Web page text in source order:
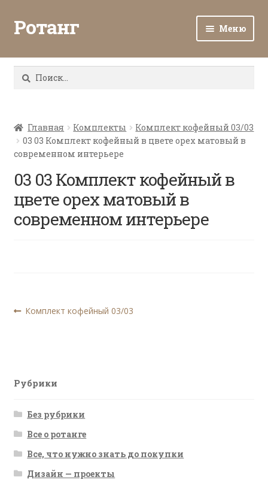
Ротанг Меню
Каталог
Ротанг оптом
Найти:
Главная Комплекты
Комплект кофейный 03/03
03 03 Комплект кофейный в цвете орех матовый в
современном интерьере
03 03 Комплект кофейный в
цвете орех матовый в
современном интерьере
Навигация
Предыдущая
Комплект кофейный 03/03
Рубрики
Без рубрики
Все о ротанге
Все, что нужно знать до покупки
Дизайн — проекты